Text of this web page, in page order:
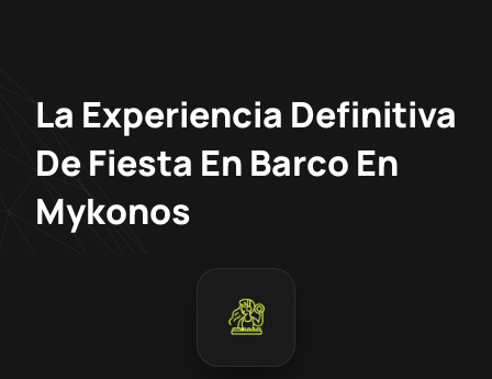
La Experiencia Definitiva
De Fiesta En Barco En
Mykonos